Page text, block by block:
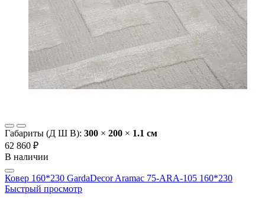
Габариты (Д Ш В): 300 × 200 × 1.1 cм
62 860 ₽
В наличии
Ковер 160*230 GardaDecor Aramac 75-ARA-105 160*230
Быстрый просмотр